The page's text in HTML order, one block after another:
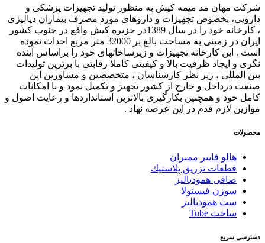
شرکت مهان مد میمه کیش به منظور تولید تجهیزات پزشکی و
دارویی، بخصوص تجهیزات و داروهای مورد مصرف بیماران دیالیزی
، کارخانه خود را در سال 1389در جزیره کیش واقع در جنوب کشور
ایران در زمینی به مساحت بالغ بر 32000 متر مربع احداث نموده
است . این کارخانه تجهیزات و زیرساخاتهای خود را براساس آینده
نگری و ایجاد ظرفیت بالا و کیفیتی کاملا رقابتی با برترین تولیدات
بین المللی ، زیر نظر کارشناسان ، متخصصین و مشاورین این
صنعت درداخل و خارج از کشور تجهیز و تکمیل نمود و با امکانات
کامل خود و همچنین بکارگیری بالاترین استانداردها و رعایت اصول و
موازین لازم قدم در این عرصه نهاد .
محصولات
هالو فایبر ممبران
قطعات تزريق پلاستيك
صافی همودیالیز
سوزن فیستولا
ست همودیالیز
ساخت Tube
دسترسی سریع